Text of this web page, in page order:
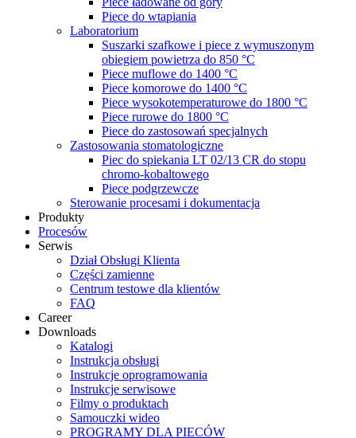
Piece do wtapiania
Laboratorium
Suszarki szafkowe i piece z wymuszonym
obiegiem powietrza do 850 °C
Piece muflowe do 1400 °C
Piece komorowe do 1400 °C
Piece wysokotemperaturowe do 1800 °C
Piece rurowe do 1800 °C
Piece do zastosowań specjalnych
Zastosowania stomatologiczne
Piec do spiekania LT 02/13 CR do stopu
chromo-kobaltowego
Piece podgrzewcze
Sterowanie procesami i dokumentacja
Produkty
Procesów
Serwis
Dział Obsługi Klienta
Części zamienne
Centrum testowe dla klientów
FAQ
Career
Downloads
Katalogi
Instrukcja obsługi
Instrukcje oprogramowania
Instrukcje serwisowe
Filmy o produktach
Samouczki wideo
PROGRAMY DLA PIECÓW